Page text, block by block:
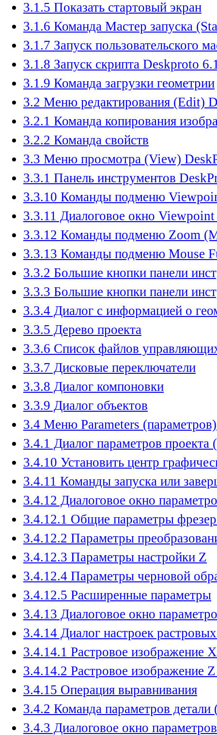
3.1.5 Показать стартовый экран
3.1.6 Команда Мастер запуска
3.1.7 Запуск пользовательского
3.1.8 Запуск скрипта Deskproto
3.1.9 Команда загрузки геометрии
3.2 Меню редактирования (Edit)
3.2.1 Команда копирования
3.2.2 Команда свойств
3.3 Меню просмотра (View)
3.3.1 Панель инструментов
3.3.10 Команды подменю
3.3.11 Диалоговое окно Viewpoint
3.3.12 Команды подменю Zoom
3.3.13 Команды подменю Mouse
3.3.2 Большие кнопки панели
3.3.3 Большие кнопки панели
3.3.4 Диалог с информацией о
3.3.5 Дерево проекта
3.3.6 Список файлов
3.3.7 Дисковые переключатели
3.3.8 Диалог компоновки
3.3.9 Диалог объектов
3.4 Меню Parameters (параметров)
3.4.1 Диалог параметров проекта
3.4.10 Установить центр
3.4.11 Команды запуска или
3.4.12 Диалоговое окно
3.4.12.1 Общие параметры
3.4.12.2 Параметры
3.4.12.3 Параметры настройки Z
3.4.12.4 Параметры черновой
3.4.12.5 Расширенные параметры
3.4.13 Диалоговое окно
3.4.14 Диалог настроек
3.4.14.1 Растровое изображение
3.4.14.2 Растровое изображение
3.4.15 Операция выравнивания
3.4.2 Команда параметров детали
3.4.3 Диалоговое окно